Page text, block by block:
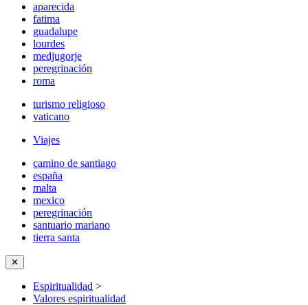
aparecida
fatima
guadalupe
lourdes
medjugorje
peregrinación
roma
turismo religioso
vaticano
Viajes
camino de santiago
españa
malta
mexico
peregrinación
santuario mariano
tierra santa
✕
Espiritualidad >
Valores espiritualidad